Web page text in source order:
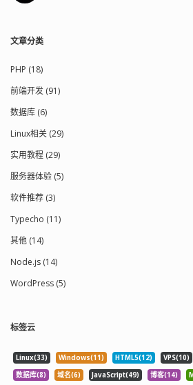
文章分类
PHP (18)
前端开发 (91)
数据库 (6)
Linux相关 (29)
实用教程 (29)
服务器体验 (5)
软件推荐 (3)
Typecho (11)
其他 (14)
Node.js (14)
WordPress (5)
标签云
Linux(33) Windows(11) HTML5(12) VPS(10)
数据库(8)
域名(6) JavaScript(49) 博客(14)